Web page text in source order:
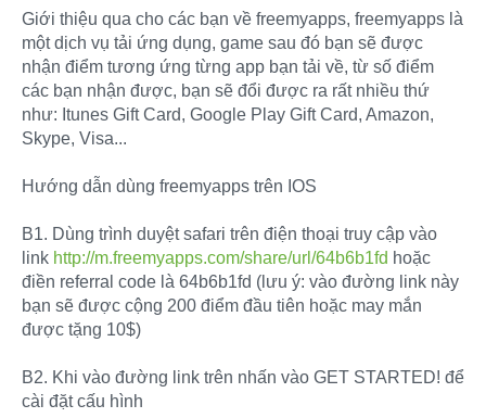
Giới thiệu qua cho các bạn về freemyapps, freemyapps là
một dịch vụ tải ứng dụng, game sau đó bạn sẽ được
nhận điểm tương ứng từng app bạn tải về, từ số điểm
các bạn nhận được, bạn sẽ đổi được ra rất nhiều thứ
như: Itunes Gift Card, Google Play Gift Card, Amazon,
Skype, Visa...
Hướng dẫn dùng freemyapps trên IOS
B1. Dùng trình duyệt safari trên điện thoại truy cập vào
link http://m.freemyapps.com/share/url/64b6b1fd hoặc
điền referral code là 64b6b1fd (lưu ý: vào đường link này
bạn sẽ được cộng 200 điểm đầu tiên hoặc may mắn
được tặng 10$)
B2. Khi vào đường link trên nhấn vào GET STARTED! để
cài đặt cấu hình